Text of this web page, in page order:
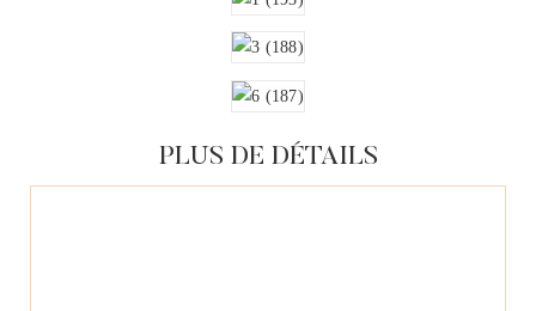
PLUS DE DÉTAILS